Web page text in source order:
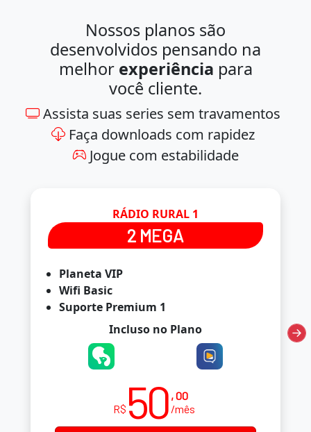
Nossos planos são
desenvolvidos pensando na
melhor experiência para
você cliente.
Assista suas series sem travamentos
Faça downloads com rapidez
Jogue com estabilidade
RÁDIO RURAL 1
2 MEGA
Planeta VIP
Wifi Basic
Suporte Premium 1
Incluso no Plano
R$ 50 , 00
/mês